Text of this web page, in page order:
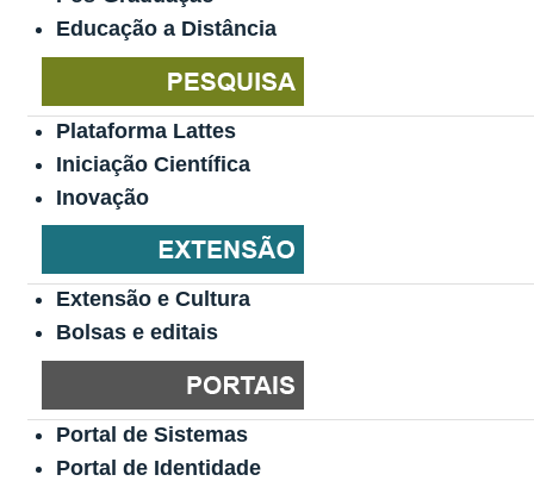
Educação a Distância
Plataforma Lattes
Iniciação Científica
Inovação
Extensão e Cultura
Bolsas e editais
Portal de Sistemas
Portal de Identidade